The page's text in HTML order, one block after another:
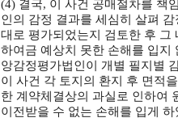
(4) 결국, 이 사건 공매절차를 책
인의 감정 결과를 세심히 살펴
대로 평가되었는지 검토한 후 그
하여금 예상치 못한 손해를 입지
앙감정평가법인이 개별 필지별
이 사건 각 토지의 환지 후 면적
한 계약체결상의 과실로 인하여
이전받을 수 없는 손해를 입게